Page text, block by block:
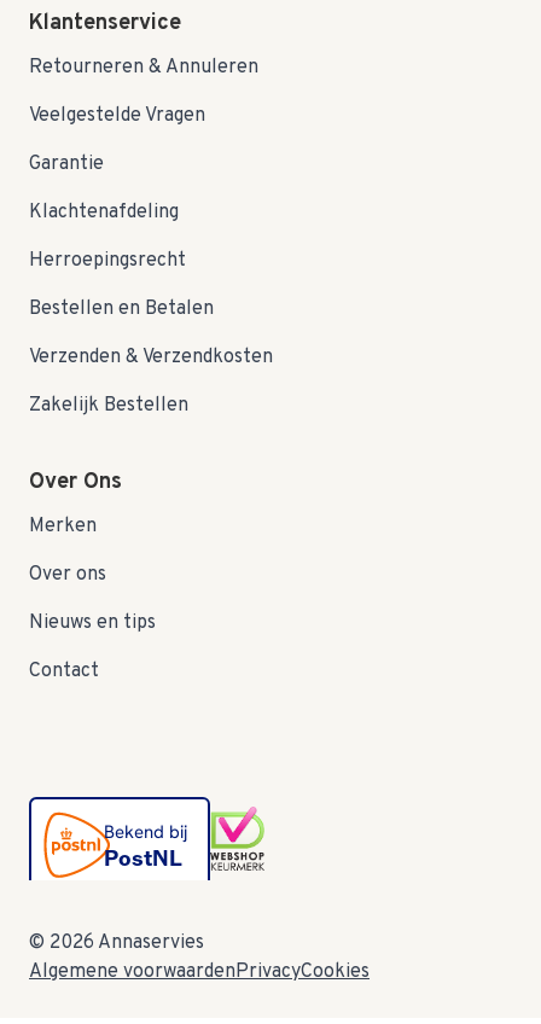
Klantenservice
Retourneren & Annuleren
Veelgestelde Vragen
Garantie
Klachtenafdeling
Herroepingsrecht
Bestellen en Betalen
Verzenden & Verzendkosten
Zakelijk Bestellen
Over Ons
Merken
Over ons
Nieuws en tips
Contact
© 2026 Annaservies
Algemene voorwaardenPrivacyCookies